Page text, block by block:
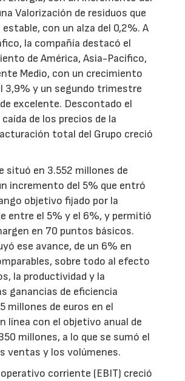
Valorización de residuos que
con un alza del 0,2%. A
la compañía destacó el
de América, Asia-Pacífico,
Medio, con un crecimiento
3,9% y un segundo trimestre
excelente. Descontado el
de los precios de la
total del Grupo creció
situó en 3.552 millones de
incremento del 5% que entró
objetivo fijado por la
entre el 5% y el 6%, y permitió
en 70 puntos básicos.
ese avance, de un 6% en
sobre todo al efecto
la productividad y la
ganancias de eficiencia
millones de euros en el
línea con el objetivo anual de
millones, a lo que se sumó el
ventas y los volúmenes.
corriente (EBIT) creció